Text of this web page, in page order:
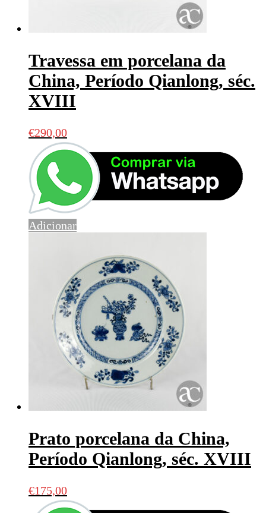
Travessa em porcelana da
China, Período Qianlong, séc.
XVIII
€290,00
Adicionar
Prato porcelana da China,
Período Qianlong, séc. XVIII
€175,00